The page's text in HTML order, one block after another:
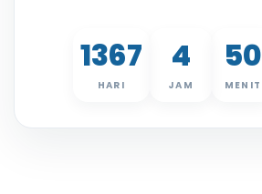
1367
HARI
4
JAM
50
MENIT